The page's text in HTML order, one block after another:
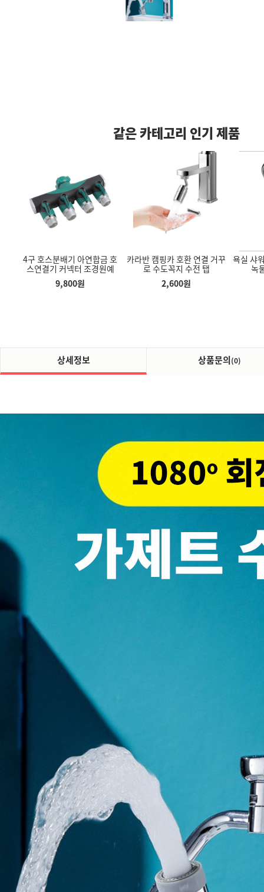
같은 카테고리 인기 제품
4구 호스분배기 아연합금 호
스연결기 커넥터 조경원예
9,800원
카라반 캠핑카 호환 연결 거꾸
로 수도꼭지 수전 탭
2,600원
욕실 샤
녹
튼튼한 장우
드 자동우산
에어로워킹스텝퍼 다리 헬스
발 마사지 에어 쿠션 유산소
신발 늘리기 신발 제골기 슈트
리 발볼 하이힐 확장기 가죽
상세정보 상품문의(0)